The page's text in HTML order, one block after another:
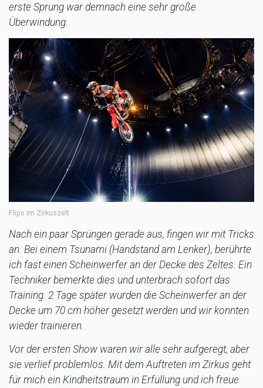
erste Sprung war demnach eine sehr große
Überwindung.
Flips im Zirkuszelt
Nach ein paar Sprüngen gerade aus, fingen wir mit Tricks
an. Bei einem Tsunami (Handstand am Lenker), berührte
ich fast einen Scheinwerfer an der Decke des Zeltes. Ein
Techniker bemerkte dies und unterbrach sofort das
Training. 2 Tage später wurden die Scheinwerfer an der
Decke um 70 cm höher gesetzt werden und wir konnten
wieder trainieren.
Vor der ersten Show waren wir alle sehr aufgeregt, aber
sie verlief problemlos. Mit dem Auftreten im Zirkus geht
für mich ein Kindheitstraum in Erfüllung und ich freue